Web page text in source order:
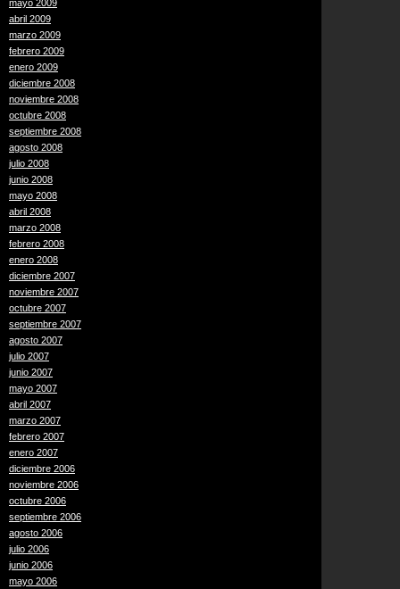
mayo 2009
abril 2009
marzo 2009
febrero 2009
enero 2009
diciembre 2008
noviembre 2008
octubre 2008
septiembre 2008
agosto 2008
julio 2008
junio 2008
mayo 2008
abril 2008
marzo 2008
febrero 2008
enero 2008
diciembre 2007
noviembre 2007
octubre 2007
septiembre 2007
agosto 2007
julio 2007
junio 2007
mayo 2007
abril 2007
marzo 2007
febrero 2007
enero 2007
diciembre 2006
noviembre 2006
octubre 2006
septiembre 2006
agosto 2006
julio 2006
junio 2006
mayo 2006